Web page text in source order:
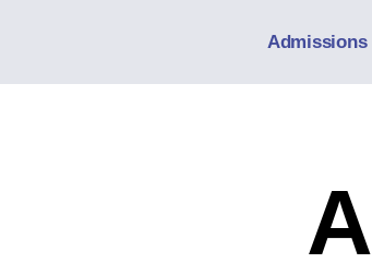
Admissions